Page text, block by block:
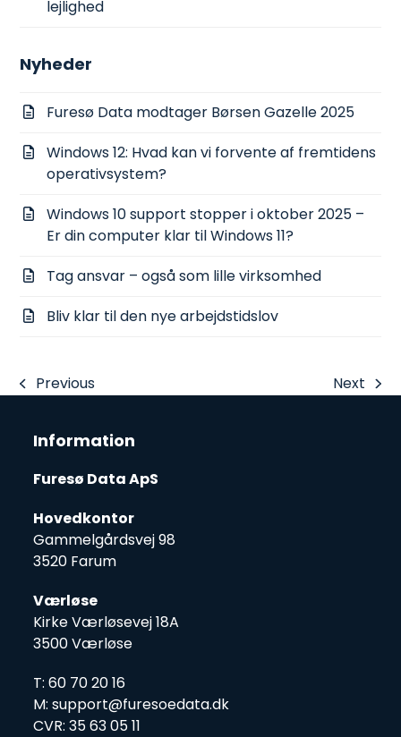
lejlighed
Nyheder
Furesø Data modtager Børsen Gazelle 2025
Windows 12: Hvad kan vi forvente af fremtidens
operativsystem?
Windows 10 support stopper i oktober 2025 –
Er din computer klar til Windows 11?
Tag ansvar – også som lille virksomhed
Bliv klar til den nye arbejdstidslov
previous
Previous
next
Next
Information
Furesø Data ApS
Hovedkontor
Gammelgårdsvej 98
3520 Farum
Værløse
Kirke Værløsevej 18A
3500 Værløse
T: 60 70 20 16
M: support@furesoedata.dk
CVR: 35 63 05 11